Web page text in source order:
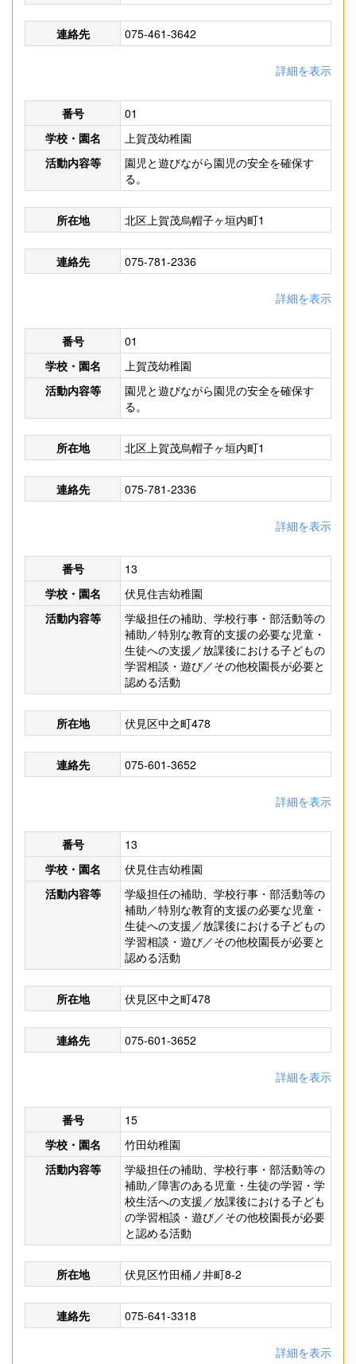
連絡先 075-461-3642
詳細を表示
番号
01
学校・園名
上賀茂幼稚園
活動内容等
園児と遊びながら園児の安全を確保す
る。
所在地 北区上賀茂烏帽子ヶ垣内町1
連絡先 075-781-2336
詳細を表示
番号
01
学校・園名
上賀茂幼稚園
活動内容等
園児と遊びながら園児の安全を確保す
る。
所在地 北区上賀茂烏帽子ヶ垣内町1
連絡先 075-781-2336
詳細を表示
番号
13
学校・園名
伏見住吉幼稚園
活動内容等
学級担任の補助、学校行事・部活動等の
補助／特別な教育的支援の必要な児童・
生徒への支援／放課後における子どもの
学習相談・遊び／その他校園長が必要と
認める活動
所在地 伏見区中之町478
連絡先 075-601-3652
詳細を表示
番号
13
学校・園名
伏見住吉幼稚園
活動内容等
学級担任の補助、学校行事・部活動等の
補助／特別な教育的支援の必要な児童・
生徒への支援／放課後における子どもの
学習相談・遊び／その他校園長が必要と
認める活動
所在地 伏見区中之町478
連絡先 075-601-3652
詳細を表示
番号
15
学校・園名
竹田幼稚園
活動内容等
学級担任の補助、学校行事・部活動等の
補助／障害のある児童・生徒の学習・学
校生活への支援／放課後における子ども
の学習相談・遊び／その他校園長が必要
と認める活動
所在地 伏見区竹田桶ノ井町8-2
連絡先 075-641-3318
詳細を表示